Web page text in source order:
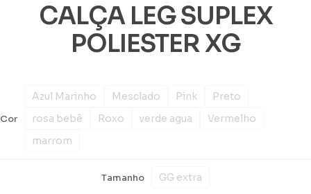
CALÇA LEG SUPLEX
POLIESTER XG
Cor
Azul Marinho Mesclado Pink
Preto
rosa bebê
Roxo verde agua
Vermelho
marrom
Tamanho GG extra